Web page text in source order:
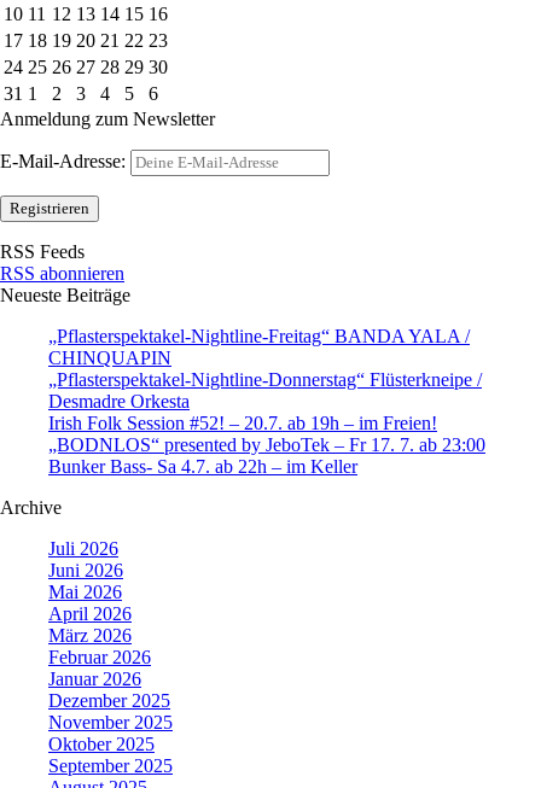
10 11 12 13 14 15 16
17 18 19 20 21 22 23
24 25 26 27 28 29 30
31 1 2 3 4 5
6
Anmeldung zum Newsletter
E-Mail-Adresse:
RSS Feeds
RSS abonnieren
Neueste Beiträge
„Pflasterspektakel-Nightline-Freitag“ BANDA YALA /
CHINQUAPIN
„Pflasterspektakel-Nightline-Donnerstag“ Flüsterkneipe /
Desmadre Orkesta
Irish Folk Session #52! – 20.7. ab 19h – im Freien!
„BODNLOS“ presented by JeboTek – Fr 17. 7. ab 23:00
Bunker Bass- Sa 4.7. ab 22h – im Keller
Archive
Juli 2026
Juni 2026
Mai 2026
April 2026
März 2026
Februar 2026
Januar 2026
Dezember 2025
November 2025
Oktober 2025
September 2025